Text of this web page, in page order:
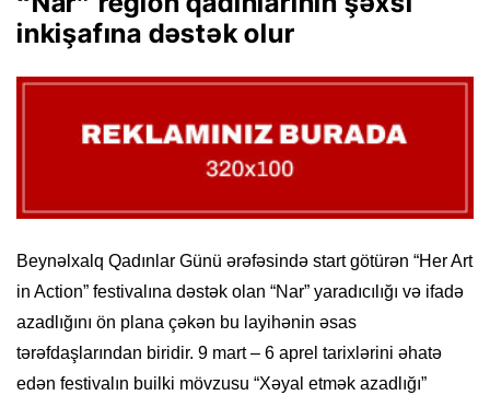
inkişafına dəstək olur
Beynəlxalq Qadınlar Günü ərəfəsində start götürən “Her Art
in Action” festivalına dəstək olan “Nar” yaradıcılığı və ifadə
azadlığını ön plana çəkən bu layihənin əsas
tərəfdaşlarından biridir. 9 mart – 6 aprel tarixlərini əhatə
edən festivalın builki mövzusu “Xəyal etmək azadlığı”